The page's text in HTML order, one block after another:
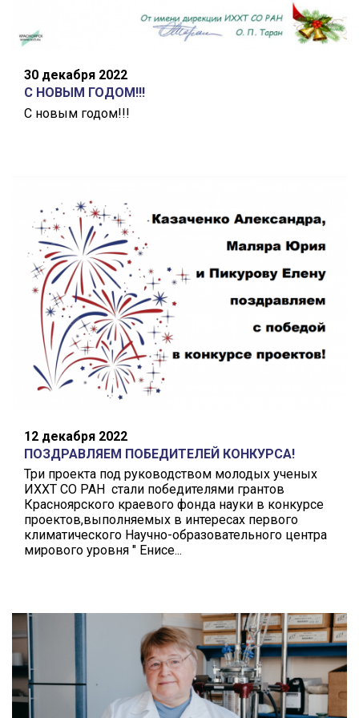
30 декабря 2022
С НОВЫМ ГОДОМ!!!
С новым годом!!!
12 декабря 2022
ПОЗДРАВЛЯЕМ ПОБЕДИТЕЛЕЙ КОНКУРСА!
Три проекта под руководством молодых ученых
ИХХТ СО РАН стали победителями грантов
Красноярского краевого фонда науки в конкурсе
проектов,выполняемых в интересах первого
климатического Научно-образовательного центра
мирового уровня " Енисе...